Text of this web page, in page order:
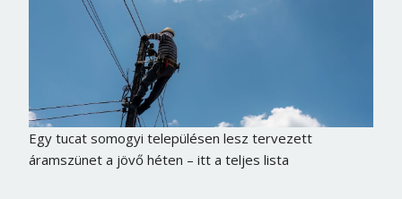
Egy tucat somogyi településen lesz tervezett
áramszünet a jövő héten – itt a teljes lista